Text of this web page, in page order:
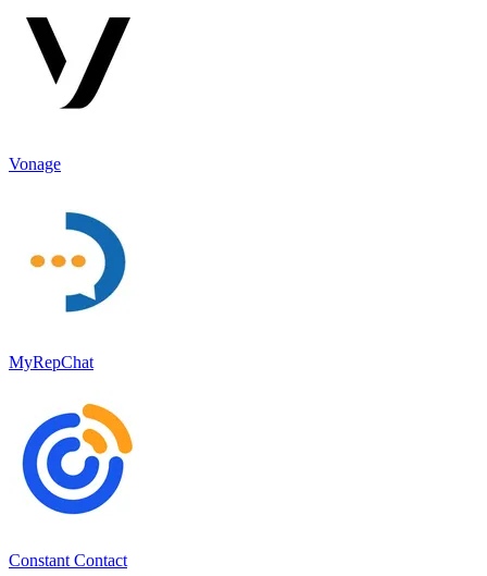
Vonage
MyRepChat
Constant Contact